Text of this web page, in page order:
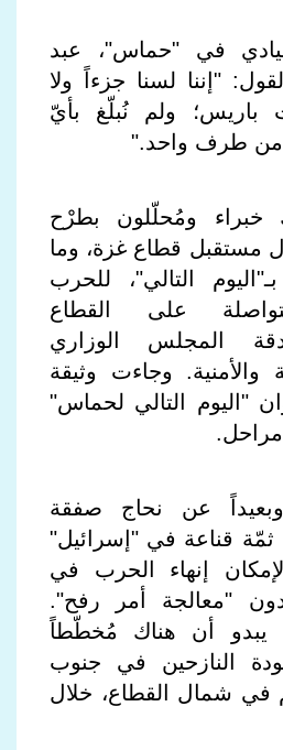
في "حماس"، عبد
"إننا لسنا جزءاً ولا
باريس؛ ولم نُبلّغ بأيّ
من طرف واحد".
ومُحلّلون بطرْح
مستقبل قطاع غزة، وما
التالي"، للحرب
على القطاع
المجلس الوزاري
والأمنية. وجاءت وثيقة
"اليوم التالي لحماس"
.
عن نحاج صفقة
ثمّة قناعة في "إسرائيل"
إنهاء الحرب في
"معالجة أمر رفح".
يبدو أن هناك مُخطّطاً
عودة النازحين في جنوب
في شمال القطاع، خلال